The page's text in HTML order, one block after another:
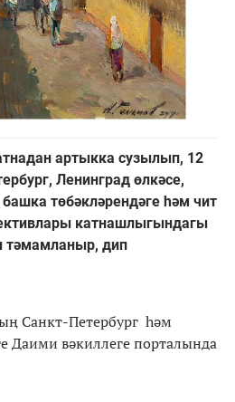
артыкка сузылып, 12
Ленинград өлкәсе,
төбәкләрендәге һәм чит
катнашлыгындагы
тәмамланыр, дип
Санкт-Петербург һәм
Даими вәкиллеге порталында